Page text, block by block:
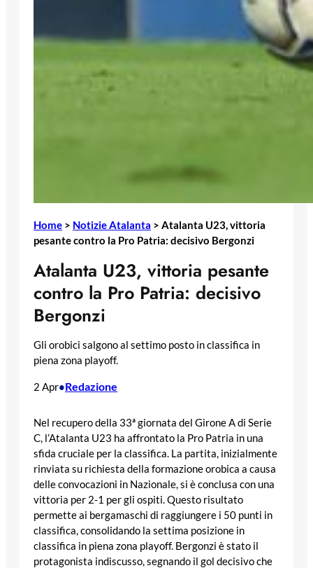
Home > Notizie Atalanta > Atalanta U23, vittoria
pesante contro la Pro Patria: decisivo Bergonzi
Atalanta U23, vittoria pesante
contro la Pro Patria: decisivo
Bergonzi
Gli orobici salgono al settimo posto in classifica in
piena zona playoff.
2 Apr•Redazione
Nel recupero della 33ª giornata del Girone A di Serie
C, l’Atalanta U23 ha affrontato la Pro Patria in una
sfida cruciale per la classifica. La partita, inizialmente
rinviata su richiesta della formazione orobica a causa
delle convocazioni in Nazionale, si è conclusa con una
vittoria per 2-1 per gli ospiti. Questo risultato
permette ai bergamaschi di raggiungere i 50 punti in
classifica, consolidando la settima posizione in
classifica in piena zona playoff. Bergonzi è stato il
protagonista indiscusso, segnando il gol decisivo che